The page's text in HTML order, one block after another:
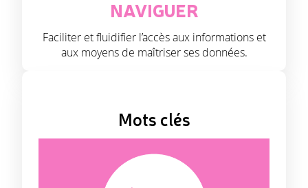
NAVIGUER
Faciliter et fluidifier l’accès aux informations et
aux moyens de maîtriser ses données.
Mots clés